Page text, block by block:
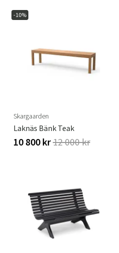
-10%
Skargaarden
Laknäs Bänk Teak
10 800 kr12 000 kr